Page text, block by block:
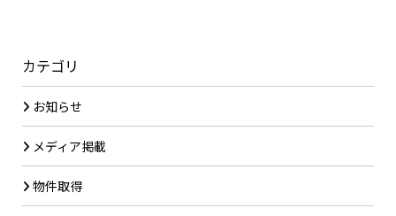
カテゴリ
お知らせ
メディア掲載
物件取得